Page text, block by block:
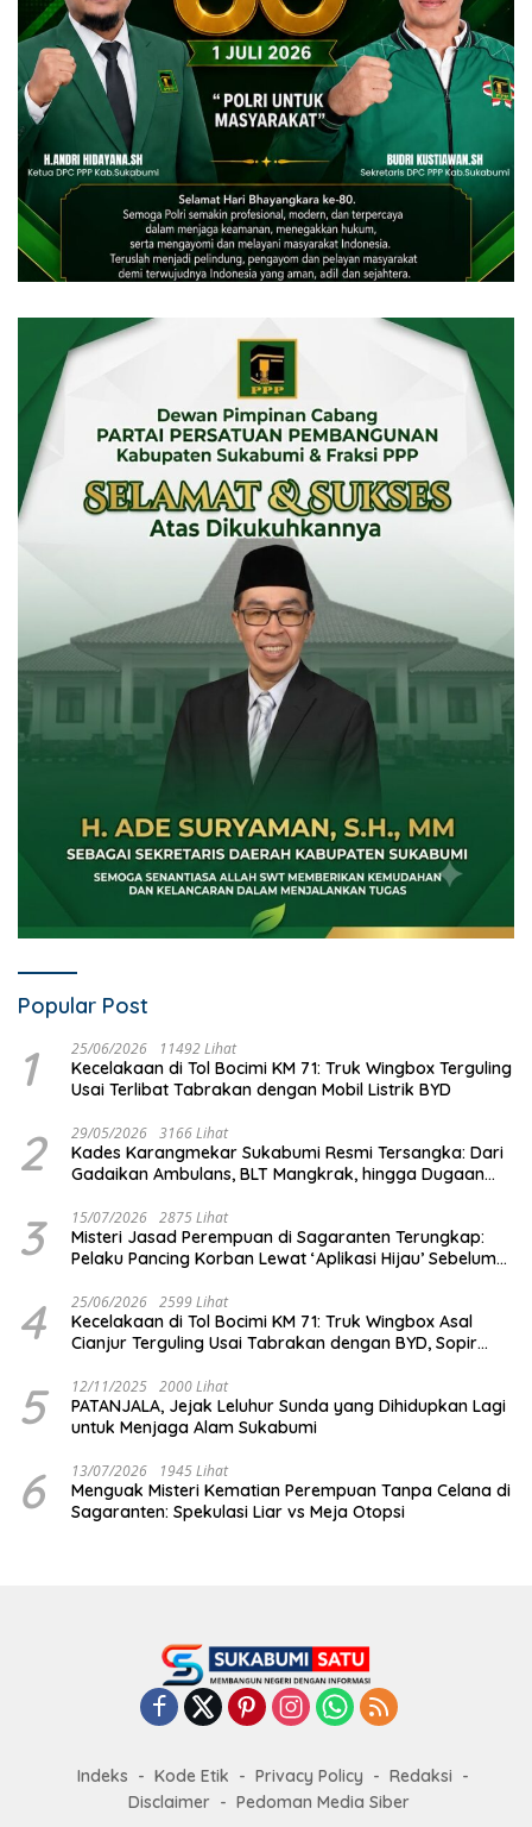
Popular Post
1 25/06/2026 11492 Lihat
Kecelakaan di Tol Bocimi KM 71: Truk Wingbox Terguling
Usai Terlibat Tabrakan dengan Mobil Listrik BYD
2 29/05/2026 3166 Lihat
Kades Karangmekar Sukabumi Resmi Tersangka: Dari
Gadaikan Ambulans, BLT Mangkrak, hingga Dugaan
3 15/07/2026 2875 Lihat
Misteri Jasad Perempuan di Sagaranten Terungkap:
Pelaku Pancing Korban Lewat ‘Aplikasi Hijau’ Sebelum
4 25/06/2026 2599 Lihat
Kecelakaan di Tol Bocimi KM 71: Truk Wingbox Asal
Cianjur Terguling Usai Tabrakan dengan BYD, Sopir
5 12/11/2025 2000 Lihat
PATANJALA, Jejak Leluhur Sunda yang Dihidupkan Lagi
untuk Menjaga Alam Sukabumi
6 13/07/2026 1945 Lihat
Menguak Misteri Kematian Perempuan Tanpa Celana di
Sagaranten: Spekulasi Liar vs Meja Otopsi
Indeks Kode Etik Privacy Policy
Redaksi
Disclaimer
Pedoman Media Siber